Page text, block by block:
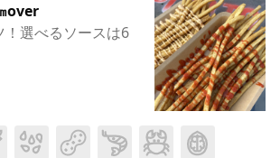
over
選べるソースは6